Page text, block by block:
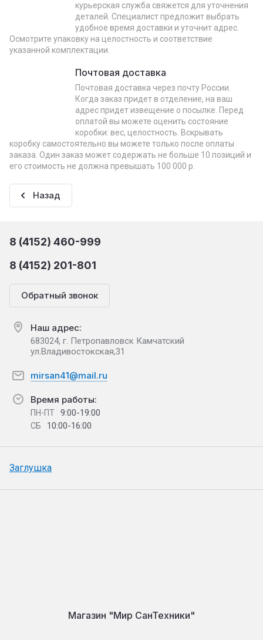
курьерская служба свяжется для уточнения
деталей. Специалист предложит выбрать
удобное время доставки и уточнит адрес.
Осмотрите упаковку на целостность и соответствие
указанной комплектации.
Почтовая доставка
Почтовая доставка через почту России.
Когда заказ придет в отделение, на ваш
адрес придет извещение о посылке. Перед
оплатой вы можете оценить состояние
коробки: вес, целостность. Вскрывать
коробку самостоятельно вы можете только после оплаты
заказа. Один заказ может содержать не больше 10 позиций и
его стоимость не должна превышать 100 000 р.
Назад
8 (4152) 460-999
8 (4152) 201-801
Обратный звонок
Наш адрес:
683024, г. Петропавловск Камчатский
ул.Владивостокская,31
mirsan41@mail.ru
Время работы:
ПН-ПТ 9:00-19:00
СБ 10:00-16:00
Заглушка
Магазин "Мир СанТехники"